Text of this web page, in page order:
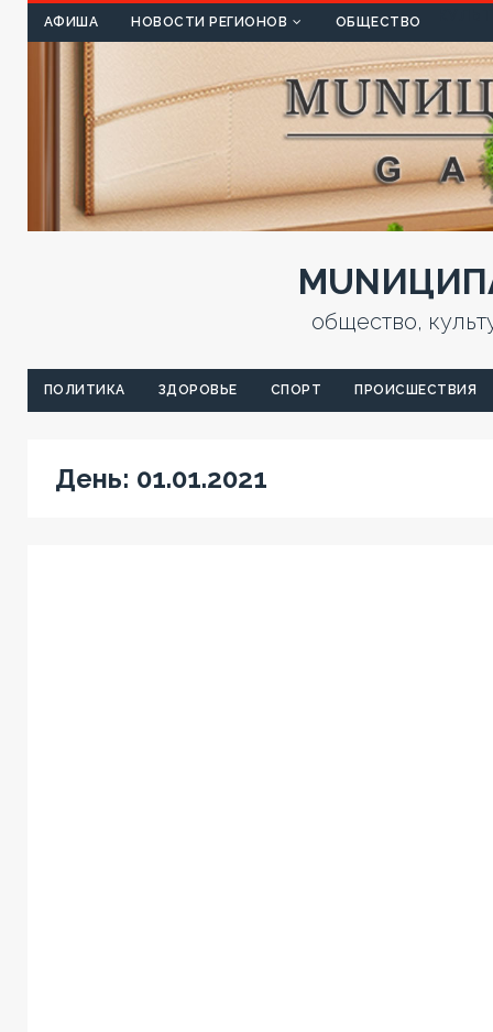
АФИША НОВОСТИ РЕГИОНОВ ОБЩЕСТВО
общество,
ПОЛИТИКА ЗДОРОВЬЕ СПОРТ ПРОИСШЕСТВИЯ
День: 01.01.2021